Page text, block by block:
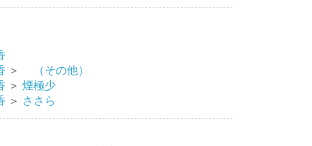
＞
（その他）
＞ 煙極少
＞ ささら